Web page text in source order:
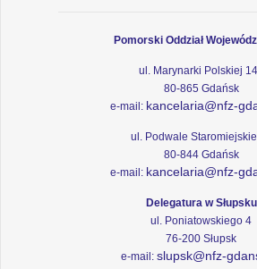
Pomorski Oddział
ul. Marynarki Polskiej
80-865 Gdańsk
e-mail: kancelaria@nfz-
ul. Podwale
80-844 Gdańsk
e-mail: kancelaria@nfz-
Delegatura w Słupsku
ul. Poniatowskiego 4
76-200 Słupsk
e-mail: slupsk@nfz-